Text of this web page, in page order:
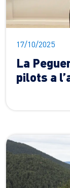
17/10/2025
La
pilots a